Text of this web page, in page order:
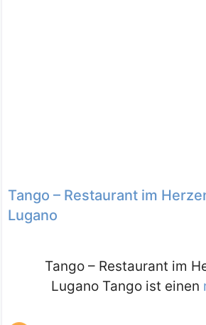
Tango – Restaurant im
Lugano
Tango – Restaurant im
Lugano Tango ist einen